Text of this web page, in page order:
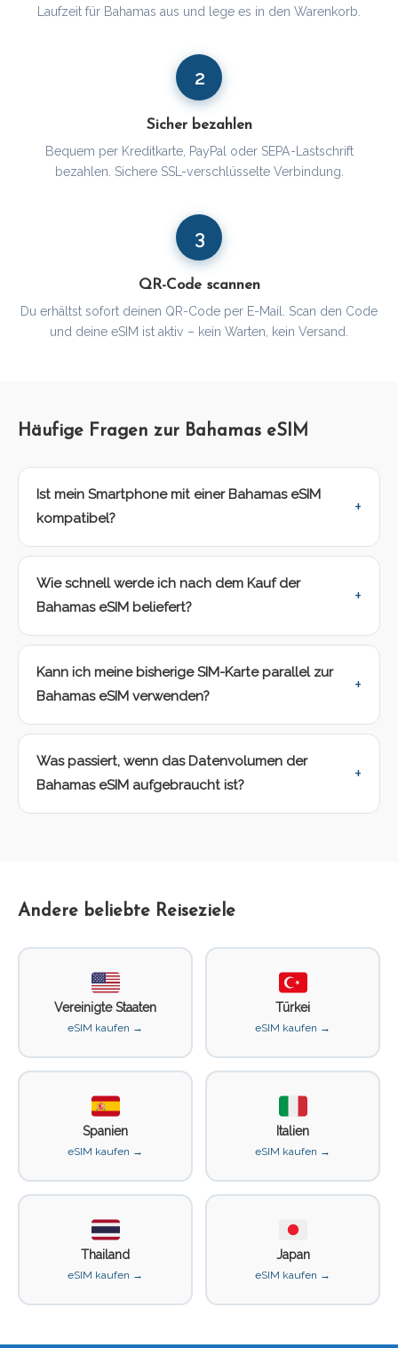
Laufzeit für Bahamas aus und lege es in den Warenkorb.
2
Sicher bezahlen
Bequem per Kreditkarte, PayPal oder SEPA-Lastschrift
bezahlen. Sichere SSL-verschlüsselte Verbindung.
3
QR-Code scannen
Du erhältst sofort deinen QR-Code per E-Mail. Scan den Code
und deine eSIM ist aktiv – kein Warten, kein Versand.
Häufige Fragen zur Bahamas eSIM
Ist mein Smartphone mit einer Bahamas eSIM
kompatibel?
Wie schnell werde ich nach dem Kauf der
Bahamas eSIM beliefert?
Kann ich meine bisherige SIM-Karte parallel zur
Bahamas eSIM verwenden?
Was passiert, wenn das Datenvolumen der
Bahamas eSIM aufgebraucht ist?
Andere beliebte Reiseziele
Vereinigte Staaten
eSIM kaufen →
Türkei
eSIM kaufen →
Spanien
eSIM kaufen →
Italien
eSIM kaufen →
Thailand
eSIM kaufen →
Japan
eSIM kaufen →